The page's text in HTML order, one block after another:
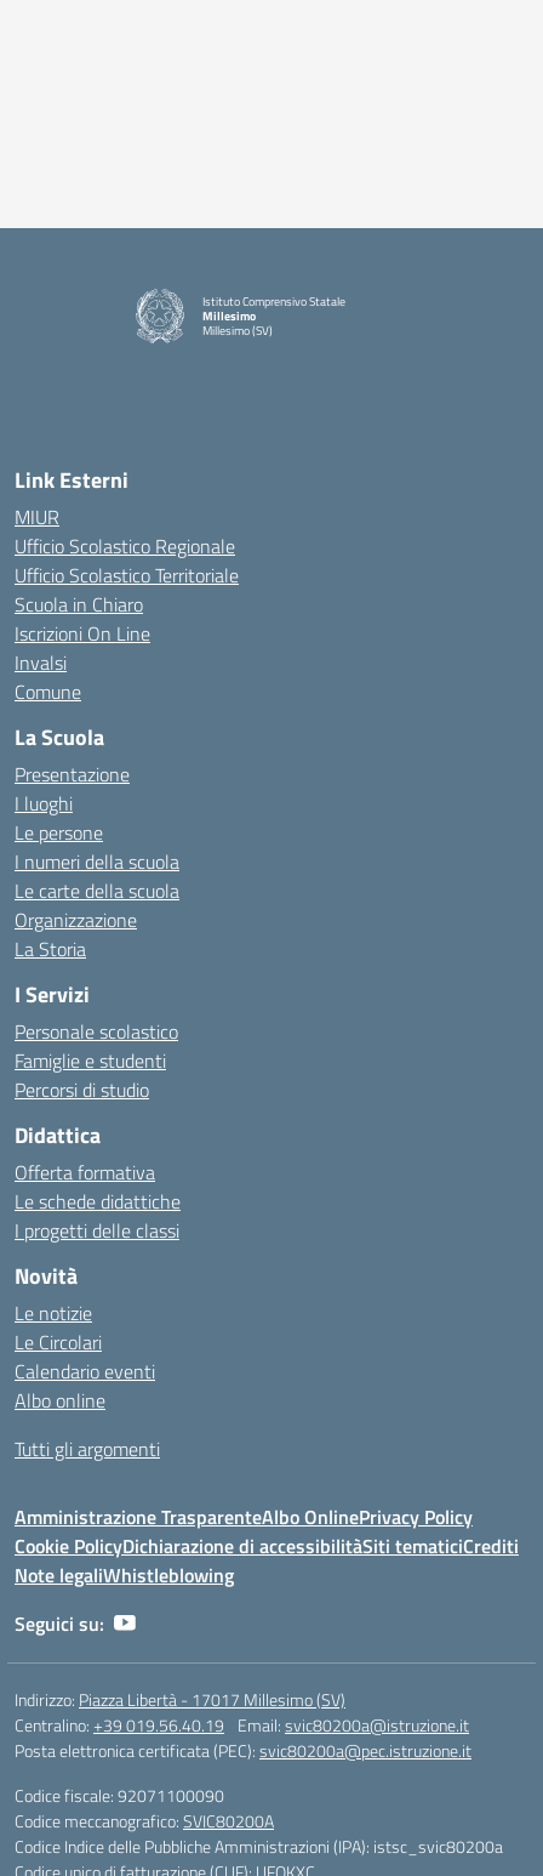
Istituto Comprensivo Statale
Millesimo
Millesimo (SV)
Link Esterni
MIUR
Ufficio Scolastico Regionale
Ufficio Scolastico Territoriale
Scuola in Chiaro
Iscrizioni On Line
Invalsi
Comune
La Scuola
Presentazione
I luoghi
Le persone
I numeri della scuola
Le carte della scuola
Organizzazione
La Storia
I Servizi
Personale scolastico
Famiglie e studenti
Percorsi di studio
Didattica
Offerta formativa
Le schede didattiche
I progetti delle classi
Novità
Le notizie
Le Circolari
Calendario eventi
Albo online
Tutti gli argomenti
Amministrazione TrasparenteAlbo OnlinePrivacy Policy
Cookie PolicyDichiarazione di accessibilitàSiti tematiciCrediti
Note legaliWhistleblowing
Seguici su:
Indirizzo: Piazza Libertà - 17017 Millesimo (SV)
Centralino:+39 019.56.40.19 Email:svic80200a@istruzione.it
Posta elettronica certificata (PEC):svic80200a@pec.istruzione.it
Codice fiscale: 92071100090
Codice meccanografico:SVIC80200A
Codice Indice delle Pubbliche Amministrazioni (IPA): istsc_svic80200a